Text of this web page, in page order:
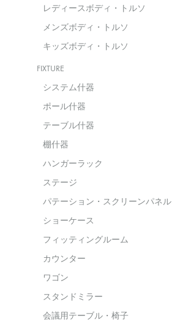
レディースボディ・トルソ
メンズボディ・トルソ
キッズボディ・トルソ
FIXTURE
システム什器
ポール什器
テーブル什器
棚什器
ハンガーラック
ステージ
パテーション・スクリーンパネル
ショーケース
フィッティングルーム
カウンター
ワゴン
スタンドミラー
会議用テーブル・椅子